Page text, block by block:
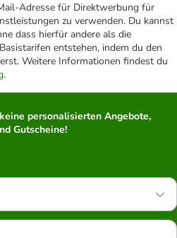
Adresse für Direktwerbung für
zu verwenden. Du kannst
dass hierfür andere als die
entstehen, indem du den
Weitere Informationen findest du
.
personalisierten Angebote,
Gutscheine!